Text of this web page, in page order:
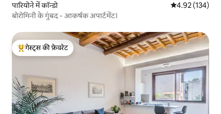
पारियोने में कॉन्डो औसत रेटिंग 5 में से
4.92 (134)
बोरोमिनी के गुंबद - आकर्षक अपार्टमेंट।
गेस्ट्स का टॉप फ़ेवरेट
गेस्ट्स की फ़ेवरेट